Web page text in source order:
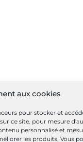
aux cookies
pour stocker et
ce site, pour mesure
personnalisé et
les produits, Vous